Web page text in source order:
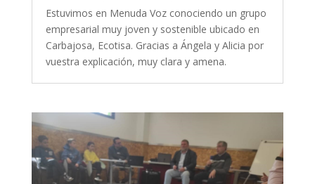
Estuvimos en Menuda Voz conociendo un grupo
empresarial muy joven y sostenible ubicado en
Carbajosa, Ecotisa. Gracias a Ángela y Alicia por
vuestra explicación, muy clara y amena.